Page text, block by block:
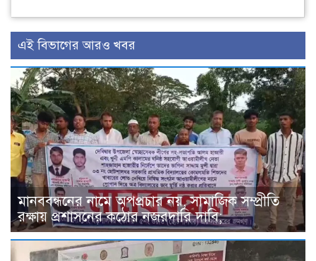
এই বিভাগের আরও খবর
মানববন্ধনের নামে অপপ্রচার নয়, সামাজিক সম্প্রীতি
রক্ষায় প্রশাসনের কঠোর নজরদারি দাবি;